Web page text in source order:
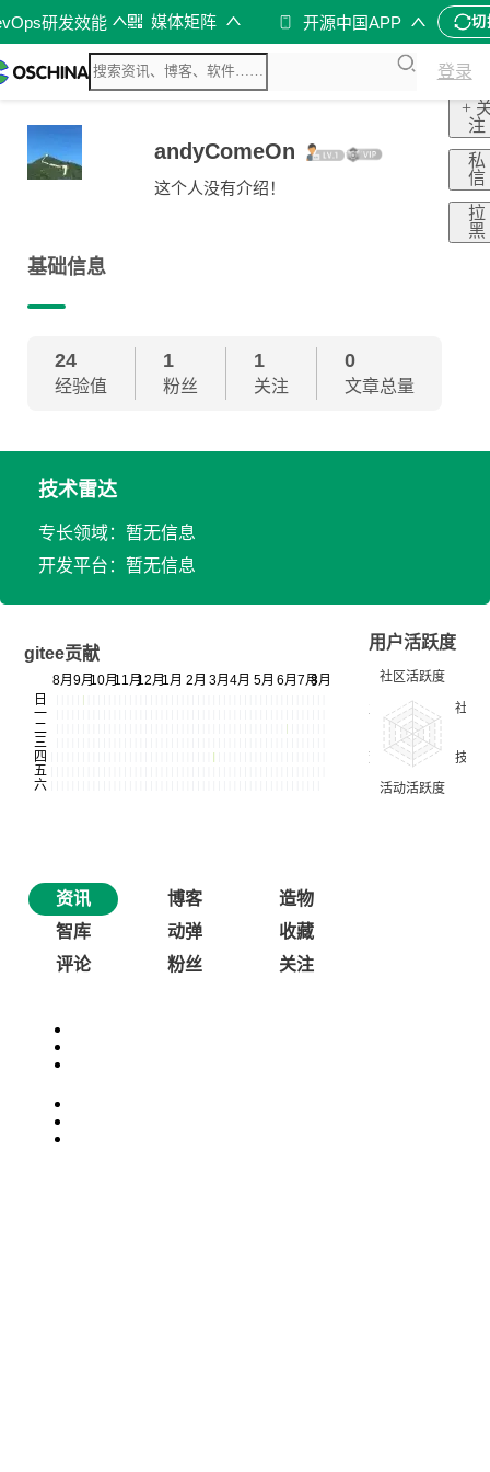
研发效能 媒体矩阵 开源中国APP 切
登录
andyComeOn
这个人没有介绍！
+
注
私
信
拉
黑
基础信息
24
经验值
1
粉丝
1
关注
0
文章总量
技术雷达
专长领域：暂无信息
开发平台：暂无信息
gitee贡献
用户活跃度
资讯 博客
造物
智库
动弹
收藏
评论
粉丝 关注